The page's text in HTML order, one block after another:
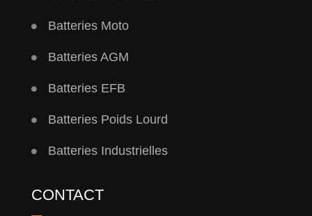
Batteries Moto
Batteries AGM
Batteries EFB
Batteries Poids Lourd
Batteries Industrielles
CONTACT